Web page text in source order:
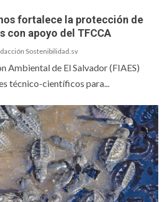
fortalece la protección de
con apoyo del TFCCA
Sostenibilidad.sv
Ambiental de El Salvador (FIAES)
técnico-científicos para...